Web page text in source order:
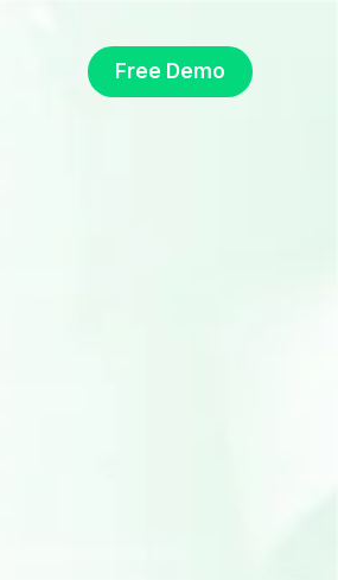
Free Demo